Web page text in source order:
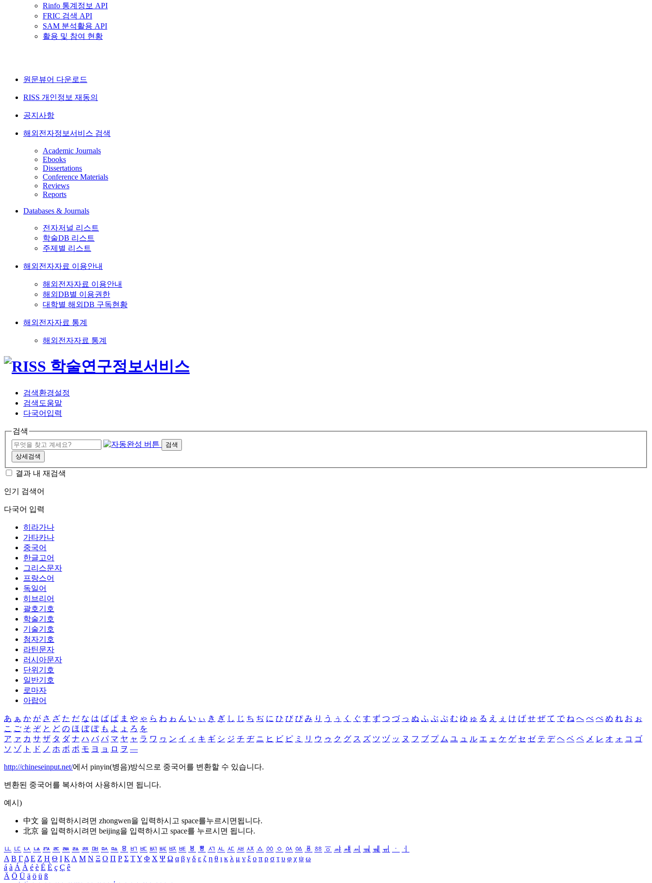
Rinfo 통계정보 API
FRIC 검색 API
SAM 분석활용 API
활용 및 참여 현황
원문뷰어 다운로드
RISS 개인정보 재동의
공지사항
해외전자정보서비스 검색
Academic Journals
Ebooks
Dissertations
Conference Materials
Reviews
Reports
Databases & Journals
전자저널 리스트
학술DB 리스트
주제별 리스트
해외전자자료 이용안내
해외전자자료 이용안내
해외DB별 이용권한
대학별 해외DB 구독현황
해외전자자료 통계
해외전자자료 통계
검색환경설정
검색도움말
다국어입력
검색
검색
상세검색
결과 내 재검색
인기 검색어
다국어 입력
히라가나
가타카나
중국어
한글고어
그리스문자
프랑스어
독일어
히브리어
괄호기호
학술기호
기술기호
첨자기호
라틴문자
러시아문자
단위기호
일반기호
로마자
아랍어
あ ぁ か が さ ざ た だ な は ば ぱ ま や ゃ ら わ ゎ ん い ぃ き ぎ し じ ち ぢ に ひ び ぴ み り う ぅ く ぐ す ず つ づ っ ぬ ふ ぶ ぷ む ゆ ゅ る え ぇ け げ せ ぜ て で ね へ べ ぺ め れ お ぉ
こ ご そ ぞ と ど の ほ ぼ ぽ も よ ょ ろ を
ア ァ カ サ ザ タ ダ ナ ハ バ パ マ ヤ ャ ラ ワ ヮ ン イ ィ キ ギ シ ジ チ ヂ ニ ヒ ビ ピ ミ リ ウ ゥ ク グ ス ズ ツ ヅ ッ ヌ フ ブ プ ム ユ ュ ル エ ェ ケ ゲ セ ゼ テ デ ヘ ベ ペ メ レ オ ォ コ ゴ
ソ ゾ ト ド ノ ホ ボ ポ モ ヨ ョ ロ ヲ ―
http://chineseinput.net/에서 pinyin(병음)방식으로 중국어를 변환할 수 있습니다.
변환된 중국어를 복사하여 사용하시면 됩니다.
예시)
中文 을 입력하시려면 zhongwen을 입력하시고 space를누르시면됩니다.
北京 을 입력하시려면 beijing을 입력하시고 space를 누르시면 됩니다.
ㅥ ㅦ ㅧ ㅨ ㅩ ㅪ ㅫ ㅬ ㅭ ㅮ ㅯ ㅰ ㅱ ㅲ ㅳ ㅴ ㅵ ㅶ ㅷ ㅸ ㅹ ㅺ ㅻ ㅼ ㅽ ㅾ ㅿ ㆀ ㆁ ㆂ ㆃ ㆄ ㆅ ㆆ ㆇ ㆈ ㆉ ㆊ ㆋ ㆌ ㆍ
ㆎ
Α Β ΓΔ Ε Ζ Η Θ Ι ΚΛ Μ Ν Ξ Ο Π Ρ Σ ΤΥ Φ Χ Ψ Ω α β γ δ ε ζ η θ ι κ λ μ ν ξ ο π ρ σ τ υ φ χ ψ ω
á à Á À é è É È ç Ç ê
Ä Ö Ü ä ö ü ß